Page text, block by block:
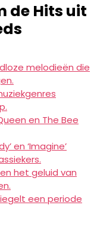
de Hits uit
melodieën die
en The Bee
en ‘Imagine’
het geluid van
een periode